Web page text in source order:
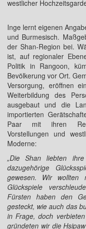
westlicher
Inge lernt eigenen
und Burmesisch.
der Shan-Region bei.
ist, auf regionaler
Politik in Rangoon,
Bevölkerung vor Ort.
Versorgung, eröffnen
Weiterbildung des
ausgebaut und die
importierten
Paar mit ihren
Vorstellungen und
Moderne:
„Die Shan liebten
dazugehörige
gewesen. Wir
Glückspiele
Fürsten haben den
gesteckt, wie auch das
in Frage, doch
gründeten wir die